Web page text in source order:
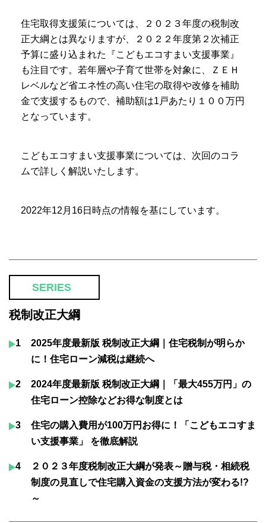
住宅取得支援策については、２０２３年度の税制改
正大綱とは異なりますが、２０２２年度第２次補正
予算に盛り込まれた『こどもエコすまい支援事業』
も注目です。若年層や子育て世帯を対象に、ＺＥＨ
レベルなど省エネ性の高い住宅の取得や改修を補助
金で支援するもので、補助額は1戸あたり１００万円
となっています。
こどもエコすまい支援事業については、次回のコラ
ムで詳しく解説いたします。
2022年12月16日時点の情報を基にしています。
SERIES
税制改正大綱
1
2025年度最新版 税制改正大綱｜住宅税制が明らか
に！住宅ローン減税は継続へ
2
2024年度最新版 税制改正大綱｜「最大455万円」の
住宅ローン控除などお得な制度とは
3
住宅の購入費用が100万円お得に！「こどもエコすま
い支援事業」 を徹底解説
4
２０２３年度税制改正大綱が発表～贈与税・相続税
制度の見直しで住宅購入資金の支援方法が変わる!?
～